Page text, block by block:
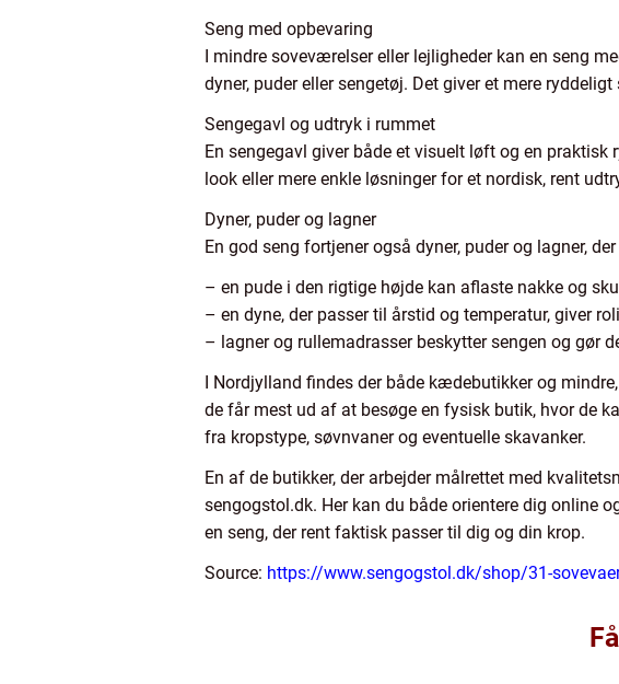
Seng med opbevaring
I mindre soveværelser eller lejligheder kan en seng
dyner, puder eller sengetøj. Det giver et mere
Sengegavl og udtryk i rummet
En sengegavl giver både et visuelt løft og en
look eller mere enkle løsninger for et nordisk, rent
Dyner, puder og lagner
En god seng fortjener også dyner, puder og lagner,
– en pude i den rigtige højde kan aflaste nakke og
– en dyne, der passer til årstid og temperatur, giver
– lagner og rullemadrasser beskytter sengen og gør
I Nordjylland findes der både kædebutikker og
de får mest ud af at besøge en fysisk butik, hvor de
fra kropstype, søvnvaner og eventuelle skavanker.
En af de butikker, der arbejder målrettet med
sengogstol.dk. Her kan du både orientere dig online
en seng, der rent faktisk passer til dig og din krop.
Source: https://www.sengogstol.dk/shop/31-